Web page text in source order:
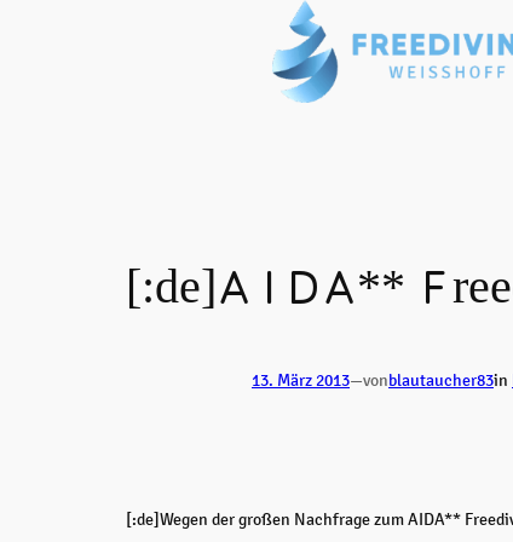
[:de]AIDA**
13. März 2013—vonblautaucher83in
[:de]Wegen der großen Nachfrage zum AIDA**